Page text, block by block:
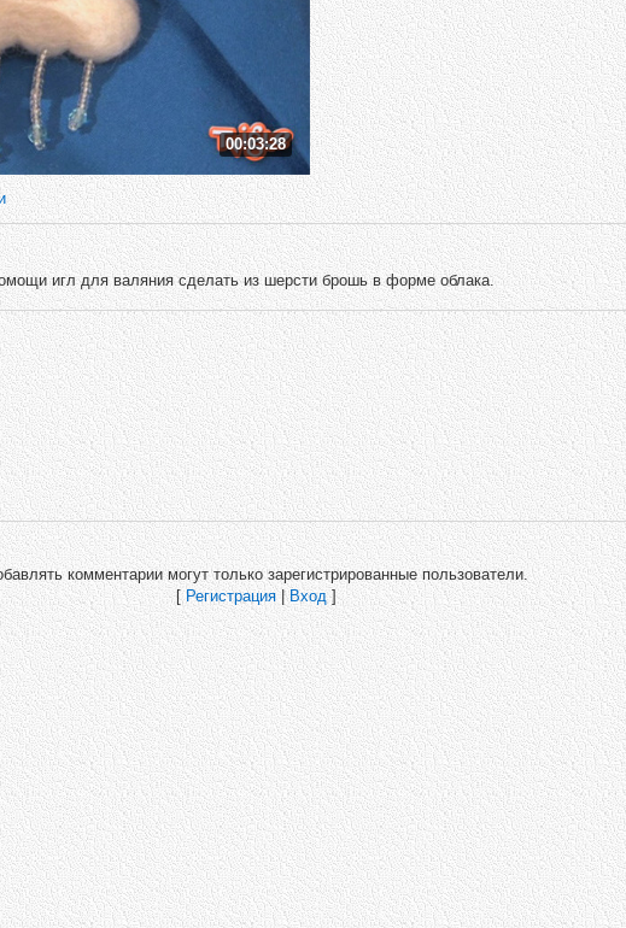
00:03:28
игл для валяния сделать из шерсти брошь в форме облака.
комментарии могут только зарегистрированные пользователи.
[Регистрация|Вход]